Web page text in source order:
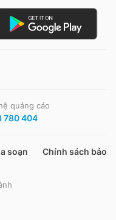
quảng cáo
780 404
soạn Chính sách bảo